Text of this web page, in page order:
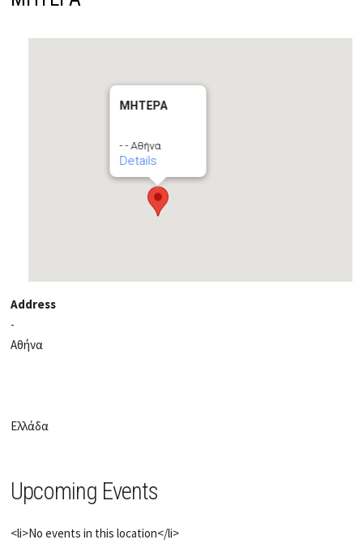
ΜΗΤΕΡΑ
- - Αθήνα
Details
Address
-
Αθήνα
Ελλάδα
Upcoming Events
<li>No events in this location</li>